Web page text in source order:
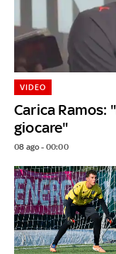
Carica Ramos:
giocare"
VIDEO
08 ago - 00:00